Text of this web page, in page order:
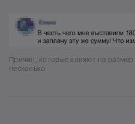
Причин, которые влияют на
несколько.